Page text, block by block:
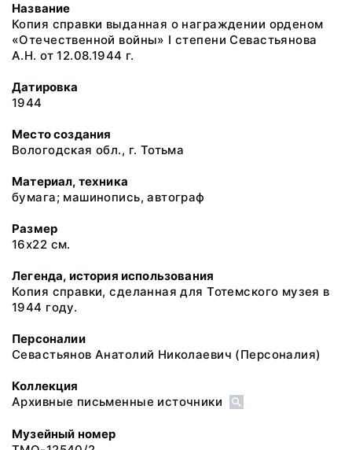
Название
Копия справки выданная о награждении орденом
«Отечественной войны» I степени Севастьянова
А.Н. от 12.08.1944 г.
Датировка
1944
Место создания
Вологодская обл., г. Тотьма
Материал, техника
бумага; машинопись, автограф
Размер
16х22 см.
Легенда, история использования
Копия справки, сделанная для Тотемского музея в
1944 году.
Персоналии
Севастьянов Анатолий Николаевич (Персоналия)
Коллекция
Архивные письменные источники
Музейный номер